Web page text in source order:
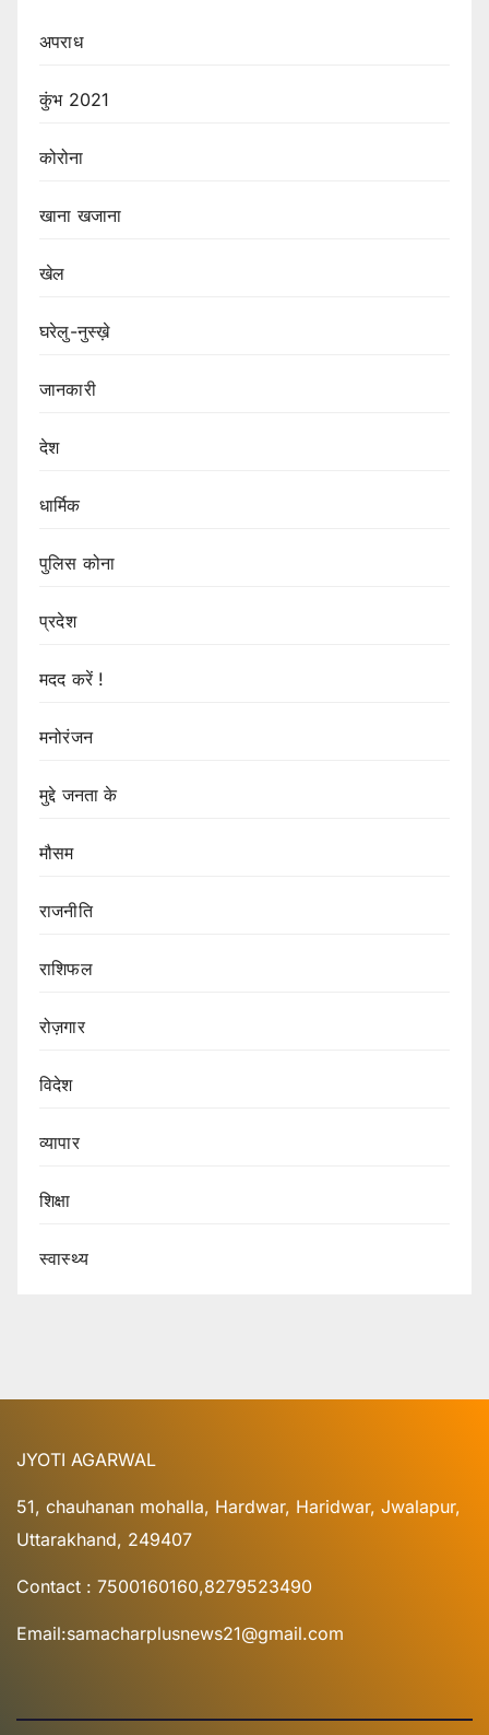
अपराध
कुंभ 2021
कोरोना
खाना खजाना
खेल
घरेलु-नुस्ख़े
जानकारी
देश
धार्मिक
पुलिस कोना
प्रदेश
मदद करें !
मनोरंजन
मुद्दे जनता के
मौसम
राजनीति
राशिफल
रोज़गार
विदेश
व्यापार
शिक्षा
स्वास्थ्य
JYOTI AGARWAL
51, chauhanan mohalla, Hardwar, Haridwar, Jwalapur,
Uttarakhand, 249407
Contact : 7500160160,8279523490
Email:samacharplusnews21@gmail.com